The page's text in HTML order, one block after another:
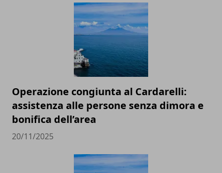
Operazione congiunta al Cardarelli:
assistenza alle persone senza dimora e
bonifica dell’area
20/11/2025